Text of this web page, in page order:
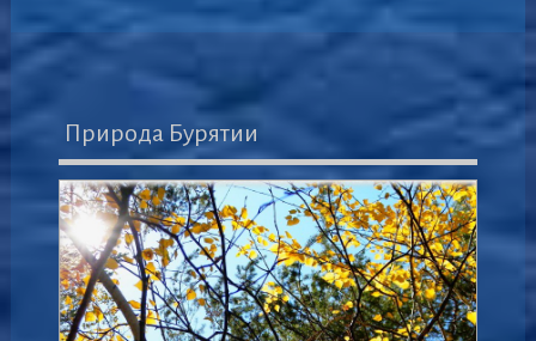
Природа Бурятии